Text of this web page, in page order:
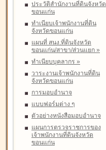
ประวัติสำนักงานที่ดินจังหวัด
ขอนแก่น
ทำเนียบเจ้าพนักงานที่ดิน
จังหวัดขอนแก่น
แผนที่ สนง.ที่ดินจังหวัด
ขอนแก่น/สาขา/ส่วนแยก »
ทำเนียบบุคลากร »
วาระงานเจ้าพนักงานที่ดิน
จังหวัดขอนแก่น
การมอบอำนาจ
แบบฟอร์มต่าง ๆ
ตัวอย่างหนังสือมอบอำนาจ
แผนการตรวจราชการของ
เจ้าพนักงานที่ดินจังหวัด
ขอนแก่น